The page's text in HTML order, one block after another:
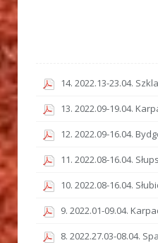
14. 2022.13-23.04.
13. 2022.09-19.04.
12. 2022.09-16.04.
11. 2022.08-16.04.
10. 2022.08-16.04.
9. 2022.01-09.04.
8. 2022.27.03-08.04.